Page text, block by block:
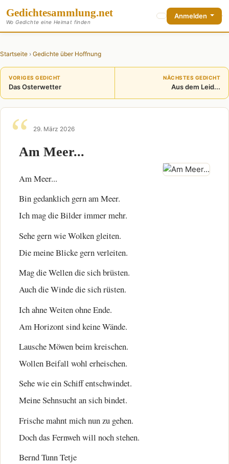
Gedichtesammlung.net
Wo Gedichte eine Heimat finden
Anmelden
Startseite › Gedichte über Hoffnung
VORIGES GEDICHT
Das Osterwetter
NÄCHSTES GEDICHT
Aus dem Leid...
29. März 2026
Am Meer...
Am Meer...
Bin gedanklich gern am Meer.
Ich mag die Bilder immer mehr.
Sehe gern wie Wolken gleiten.
Die meine Blicke gern verleiten.
Mag die Wellen die sich brüsten.
Auch die Winde die sich rüsten.
Ich ahne Weiten ohne Ende.
Am Horizont sind keine Wände.
Lausche Möwen beim kreischen.
Wollen Beifall wohl erheischen.
Sehe wie ein Schiff entschwindet.
Meine Sehnsucht an sich bindet.
Frische mahnt mich nun zu gehen.
Doch das Fernweh will noch stehen.
Bernd Tunn Tetje